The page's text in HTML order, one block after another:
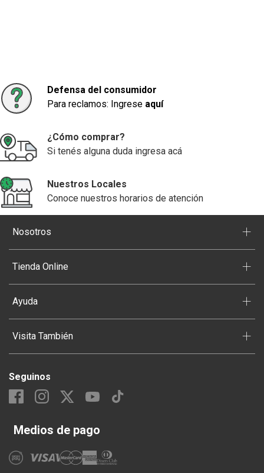
Defensa del consumidor
Para reclamos: Ingrese aquí
¿Cómo comprar?
Si tenés alguna duda ingresa acá
Nuestros Locales
Conoce nuestros horarios de atención
Nosotros +
Tienda Online +
Ayuda +
Visita También +
Seguinos
Medios de pago